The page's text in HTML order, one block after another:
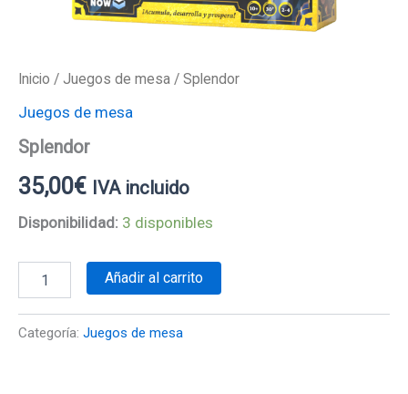
Inicio / Juegos de mesa / Splendor
Juegos de mesa
Splendor
35,00€ IVA incluido
Disponibilidad: 3 disponibles
Añadir al carrito
Categoría: Juegos de mesa